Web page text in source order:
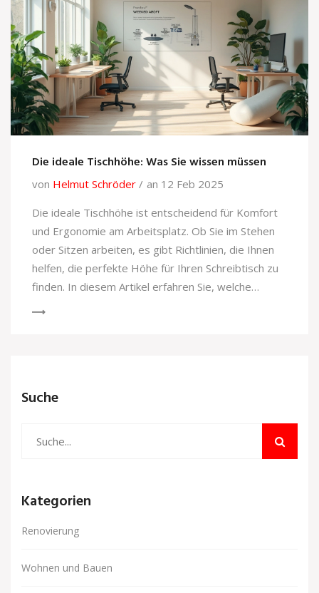
Die ideale Tischhöhe: Was Sie wissen müssen
von Helmut Schröder
an 12 Feb 2025
Die ideale Tischhöhe ist entscheidend für Komfort
und Ergonomie am Arbeitsplatz. Ob Sie im Stehen
oder Sitzen arbeiten, es gibt Richtlinien, die Ihnen
helfen, die perfekte Höhe für Ihren Schreibtisch zu
finden. In diesem Artikel erfahren Sie, welche
Suche
Kategorien
Renovierung
Wohnen und Bauen